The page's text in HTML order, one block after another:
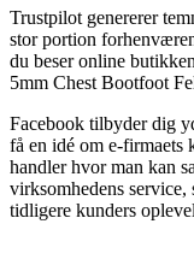
Trustpilot genererer
stor portion
du beser online
5mm Chest Bootfoot
Facebook tilbyder dig
få en idé om e-firmaets
handler hvor man kan
virksomhedens
tidligere kunders